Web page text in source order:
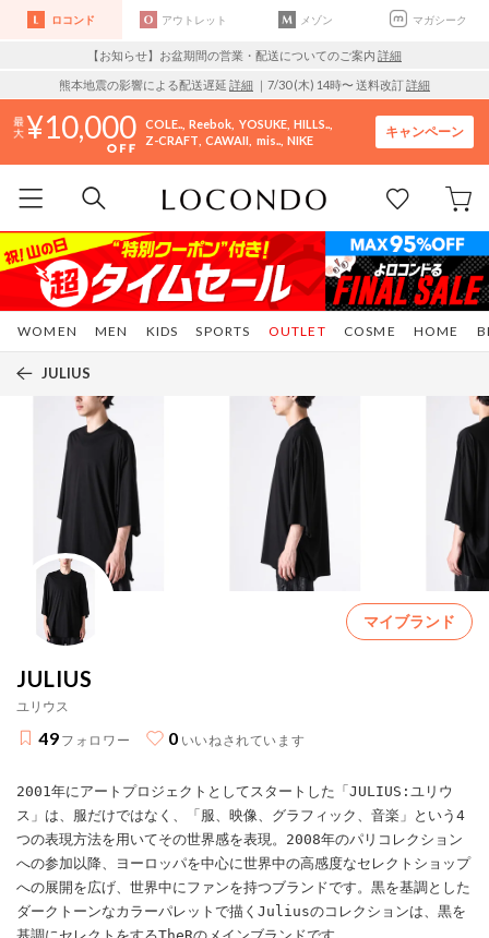
ロコンド アウトレット メゾン マガシーク
【お知らせ】お盆期間の営業・配送についてのご案内 詳細
熊本地震の影響による配送遅延 詳細 ｜7/30 (木) 14時〜 送料改訂詳細
10,000 COLE.. Reebok YOSUKE HILLS..
Z-CRAFT CAWAII mis.. NIKE
キャンペーン
WOMEN MEN KIDS SPORTS COSME HOME
OUTLET
JULIUS
マイブランド
JULIUS
ユリウス
49 フォロワー 0 いいねされています
2001年にアートプロジェクトとしてスタートした「JULIUS:ユリウ
ス」は、服だけではなく、「服、映像、グラフィック、音楽」という4
つの表現方法を用いてその世界感を表現。2008年のパリコレクション
への参加以降、ヨーロッパを中心に世界中の高感度なセレクトショップ
への展開を広げ、世界中にファンを持つブランドです。黒を基調とした
ダークトーンなカラーパレットで描くJuliusのコレクションは、黒を